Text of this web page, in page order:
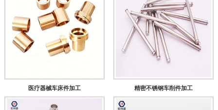
医疗器械车床件加工 精密不锈钢车削件加工